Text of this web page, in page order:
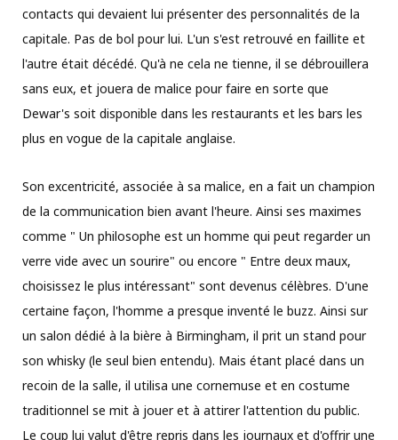
contacts qui devaient lui présenter des personnalités de la
capitale. Pas de bol pour lui. L'un s'est retrouvé en faillite et
l'autre était décédé. Qu'à ne cela ne tienne, il se débrouillera
sans eux, et jouera de malice pour faire en sorte que
Dewar's soit disponible dans les restaurants et les bars les
plus en vogue de la capitale anglaise.
Son excentricité, associée à sa malice, en a fait un champion
de la communication bien avant l'heure. Ainsi ses maximes
comme " Un philosophe est un homme qui peut regarder un
verre vide avec un sourire" ou encore " Entre deux maux,
choisissez le plus intéressant" sont devenus célèbres. D'une
certaine façon, l'homme a presque inventé le buzz. Ainsi sur
un salon dédié à la bière à Birmingham, il prit un stand pour
son whisky (le seul bien entendu). Mais étant placé dans un
recoin de la salle, il utilisa une cornemuse et en costume
traditionnel se mit à jouer et à attirer l'attention du public.
Le coup lui valut d'être repris dans les journaux et d'offrir une